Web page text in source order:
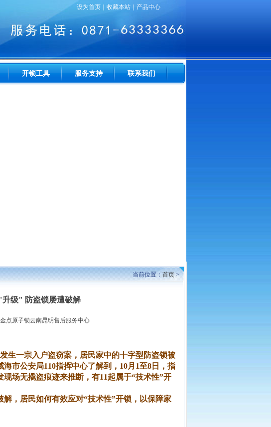
设为首页｜ 收藏本站｜ 产品中心
开锁工具 服务支持 联系我们
当前位置： 首页>
级" 防盗锁屡遭破解
点原子锁云南昆明售后服务中心
一宗入户盗窃案，居民家中的十字型防盗锁被
市公安局110指挥中心了解到，10月1至8日，指
场无撬盗痕迹来推断，有11起属于“技术性”开
，居民如何有效应对“技术性”开锁，以保障家